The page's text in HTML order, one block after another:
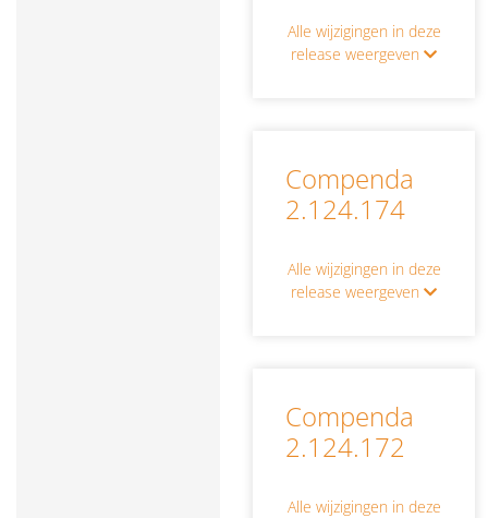
Alle wijzigingen in deze
release weergeven
Compenda
2.124.174
Alle wijzigingen in deze
release weergeven
Compenda
2.124.172
Alle wijzigingen in deze